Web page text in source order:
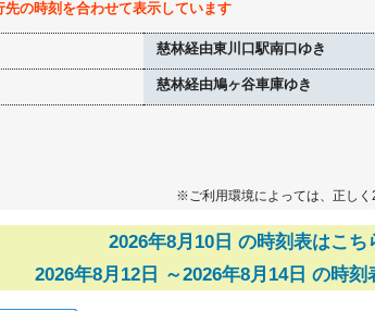
の時刻を合わせて表示しています
慈林経由東川口駅南口ゆき
慈林経由鳩ヶ谷車庫ゆき
※ご利用環境によっては、正しく
2026年8月10日 の時刻表はこち
2026年8月12日 ～2026年8月14日 の時刻